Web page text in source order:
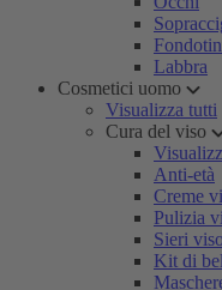
Labbra
Cosmetici uomo
Visualizza tutti
Cura del viso
Anti-età
Creme
Pulizia
Sieri
Kit di